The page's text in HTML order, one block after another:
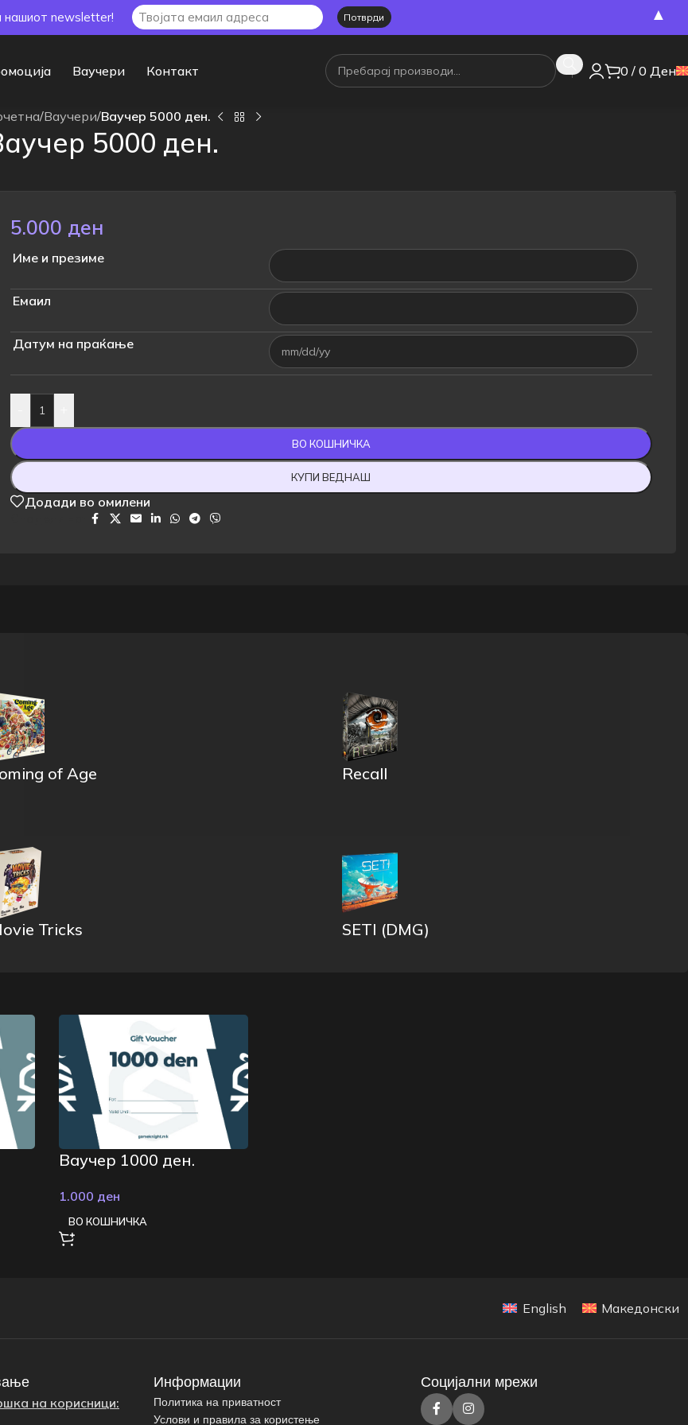
Ваучери Контакт 0 / 0 Ден
/Ваучери/Ваучер 5000 ден.
5000 ден.
5.000 ден
Име и презиме
Емаил
Датум на праќање
ВО КОШНИЧКА
КУПИ ВЕДНАШ
Додади во омилени
of Age Recall
Tricks SETI (DMG)
Ваучер 1000 ден.
1.000 ден
ВО КОШНИЧКА
English Македонски
на корисници:
Информации
Политика на приватност
Услови и правила за користење
Социјални мрежи
нашиот newsletter! ▲